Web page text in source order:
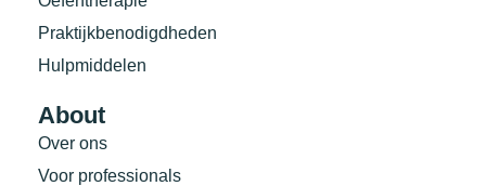
Praktijkbenodigdheden
Hulpmiddelen
About
Over ons
Voor professionals